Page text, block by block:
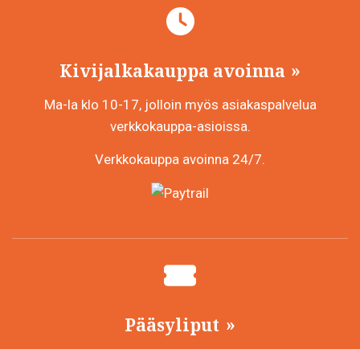
Kivijalkakauppa avoinna
Ma-la klo 10-17, jolloin myös asiakaspalvelua
verkkokauppa-asioissa.
Verkkokauppa avoinna 24/7.
Pääsyliput